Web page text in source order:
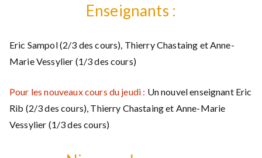
Enseignants :
Eric Sampol (2/3 des cours), Thierry Chastaing et Anne-
Marie Vessylier (1/3 des cours)
Pour les nouveaux cours du jeudi : Un nouvel enseignant Eric
Rib (2/3 des cours), Thierry Chastaing et Anne-Marie
Vessylier (1/3 des cours)